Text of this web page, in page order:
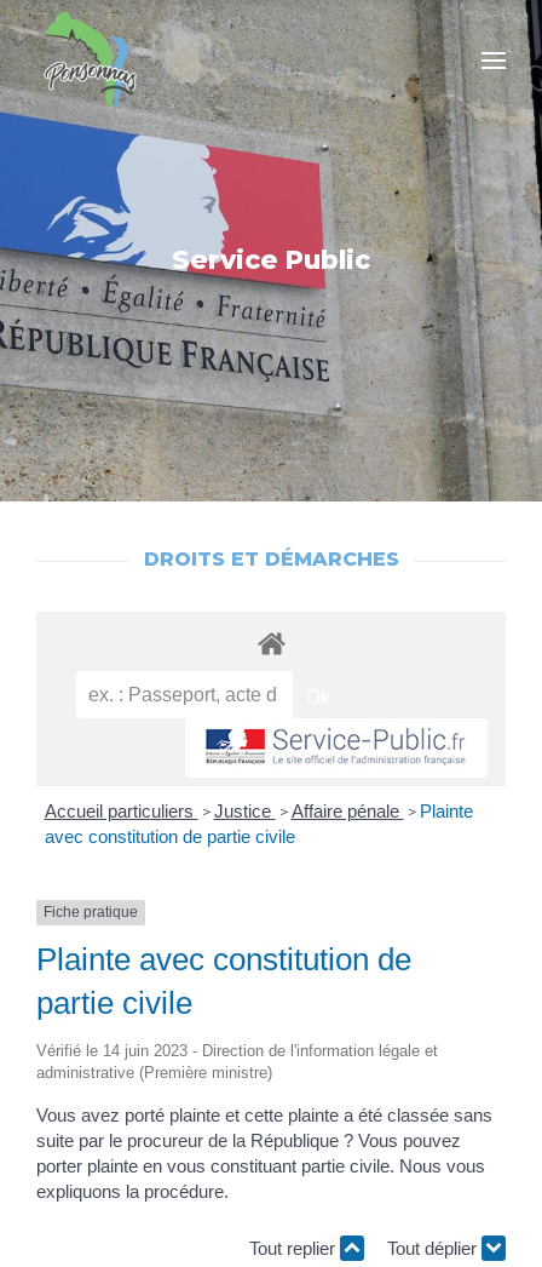
Service Public
DROITS ET DÉMARCHES
Accueil particuliers > Justice > Affaire pénale > Plainte
avec constitution de partie civile
Fiche pratique
Plainte avec constitution de
partie civile
Vérifié le 14 juin 2023 - Direction de l'information légale et
administrative (Première ministre)
Vous avez porté plainte et cette plainte a été classée sans
suite par le procureur de la République ? Vous pouvez
porter plainte en vous constituant partie civile. Nous vous
expliquons la procédure.
Tout replier Tout déplier